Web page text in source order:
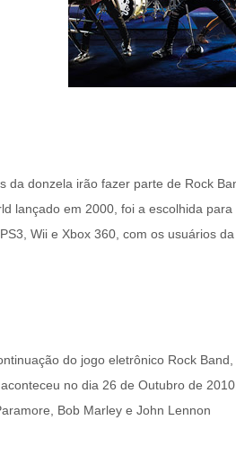
da donzela irão fazer parte de Rock
lançado em 2000, foi a escolhida
Wii e Xbox 360, com os usuários
do jogo eletrônico Rock
no dia 26 de Outubro de
Bob Marley e John Lennon